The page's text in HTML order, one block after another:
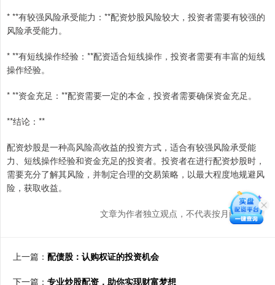
* **有较强风险承受能力：**配资炒股风险较大，投资者需要有较强的
风险承受能力。
* **有短线操作经验：**配资适合短线操作，投资者需要有丰富的短线
操作经验。
* **资金充足：**配资需要一定的本金，投资者需要确保资金充足。
**结论：**
配资炒股是一种高风险高收益的投资方式，适合有较强风险承受能
力、短线操作经验和资金充足的投资者。投资者在进行配资炒股时，
需要充分了解其风险，并制定合理的交易策略，以最大程度地规避风
险，获取收益。
文章为作者独立观点，不代表按月配资观点
上一篇： 配债股：认购权证的投资机会
下一篇： 专业炒股配资，助你实现财富梦想